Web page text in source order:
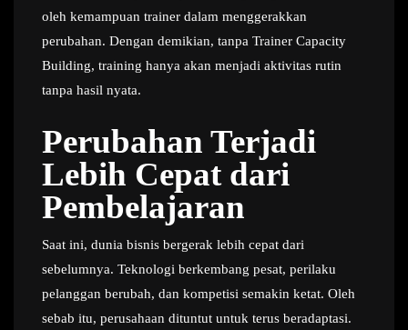
oleh kemampuan trainer dalam menggerakkan
perubahan. Dengan demikian, tanpa Trainer Capacity
Building, training hanya akan menjadi aktivitas rutin
tanpa hasil nyata.
Perubahan Terjadi
Lebih Cepat dari
Pembelajaran
Saat ini, dunia bisnis bergerak lebih cepat dari
sebelumnya. Teknologi berkembang pesat, perilaku
pelanggan berubah, dan kompetisi semakin ketat. Oleh
sebab itu, perusahaan dituntut untuk terus beradaptasi.